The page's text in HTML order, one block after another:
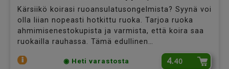
Kärsiikö koirasi ruoansulatusongelmista? Syynä voi
olla liian nopeasti hotkittu ruoka. Tarjoa ruoka
ahmimisenestokupista ja varmista, että koira saa
ruokailla rauhassa. Tämä edullinen
ahmimisenestokuppi sopii jatkuvaan käyttöön tai
väliaikaisesti, esim. toipilaalle. Tilavuus 4,5 dl,
◉ Heti varastosta 4.40